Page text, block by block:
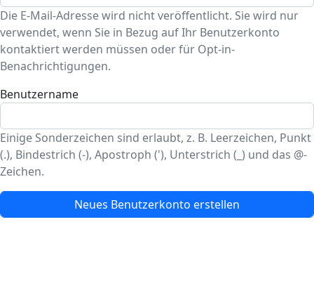
Die E-Mail-Adresse wird nicht veröffentlicht. Sie wird nur
verwendet, wenn Sie in Bezug auf Ihr Benutzerkonto
kontaktiert werden müssen oder für Opt-in-
Benachrichtigungen.
Benutzername
Einige Sonderzeichen sind erlaubt, z. B. Leerzeichen, Punkt
(.), Bindestrich (-), Apostroph ('), Unterstrich (_) und das @-
Zeichen.